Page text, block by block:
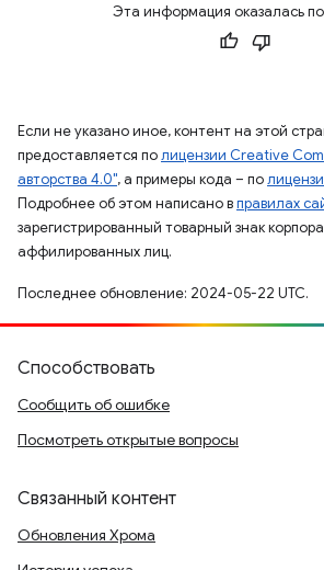
Эта информация оказалась
Если не указано иное, контент на этой
предоставляется полицензии Creative
авторства 4.0", а примеры кода – по
Подробнее об этом написано вправилах
зарегистрированный товарный знак
аффилированных лиц.
Последнее обновление: 2024-05-22 UTC.
Способствовать
Сообщить об ошибке
Посмотреть открытые вопросы
Связанный контент
Обновления Хрома